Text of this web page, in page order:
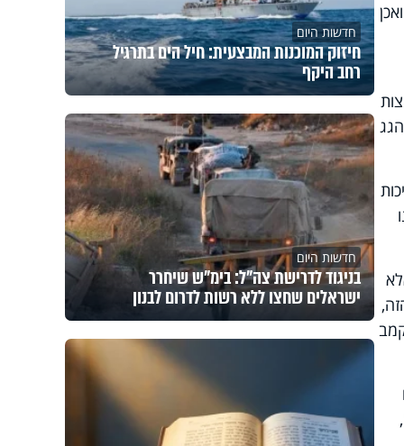
חדשות היום
חיזוק המוכנות המבצעית: חיל הים בתרגיל
רחב היקף
חדשות היום
בניגוד לדרישת צה"ל: בימ"ש שיחרר
ישראלים שחצו ללא רשות לדרום לבנון